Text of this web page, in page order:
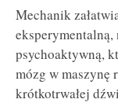
Mechanik
psychoaktywną,
mózg w maszynę
krótkotrwałej